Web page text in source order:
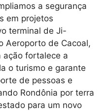
a segurança
em projetos
terminal de Ji-
Aeroporto de Cacoal,
ação fortalece a
o turismo e garante
de pessoas e
Rondônia por terra
para um novo